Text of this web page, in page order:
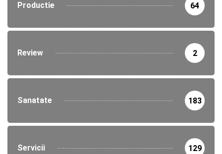
Productie 64
Review 2
Sanatate 183
Servicii 129